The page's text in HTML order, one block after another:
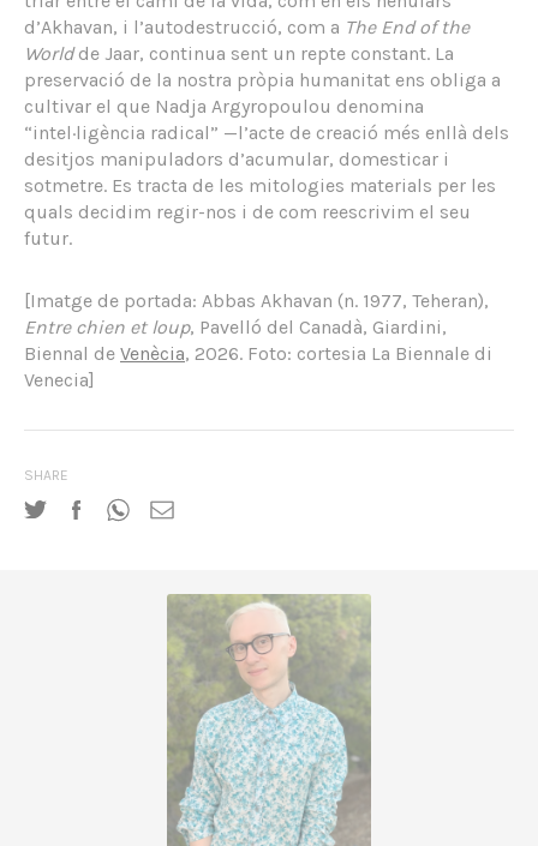
d’Akhavan, i l’autodestrucció, com a The End of the
Worldde Jaar, continua sent un repte constant. La
preservació de la nostra pròpia humanitat ens obliga a
cultivar el que Nadja Argyropoulou denomina
“intel·ligència radical” —l’acte de creació més enllà dels
desitjos manipuladors d’acumular, domesticar i
sotmetre. Es tracta de les mitologies materials per les
quals decidim regir-nos i de com reescrivim el seu
futur.
[Imatge de portada: Abbas Akhavan (n. 1977, Teheran),
Entre chien et loup, Pavelló del Canadà, Giardini,
Biennal de Venècia, 2026. Foto: cortesia La Biennale di
Venecia]
SHARE